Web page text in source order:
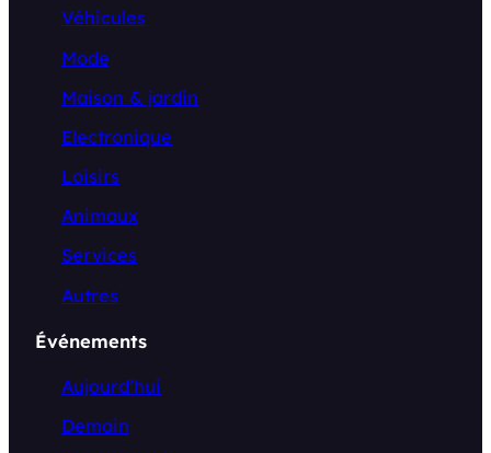
Véhicules
Mode
Maison & jardin
Electronique
Loisirs
Animaux
Services
Autres
Événements
Aujourd’hui
Demain